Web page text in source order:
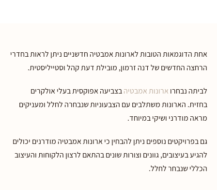
אחת הדוגמאות הטובות לארונות אמבטיה חדשניים ניתן לראות בחדרי
הרחצה החדשים של דנה זרמון, מובילת דעת קהל וסטייליסטית.
לביתה נבחרו ארונות אמבטיהבצביעה אפוקסית בעלי אולקרים
בחזית. הארונות משתלבים עם הצבעוניות שנבחרה לחלל ומעניקים
מראה מודרני ושיקי במיוחד.
גם בפרויקטים נוספים ניתן להבחין כי ארונות אמבטיה מודרנים יכולים
להגיע בעיצובים, גוונים וצורות שונים בהתאם לרצון הלקוחות והעיצוב
הכללי שנבחר לחלל.